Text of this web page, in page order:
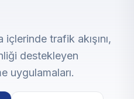
trafik akışını,
destekleyen
uygulamaları.